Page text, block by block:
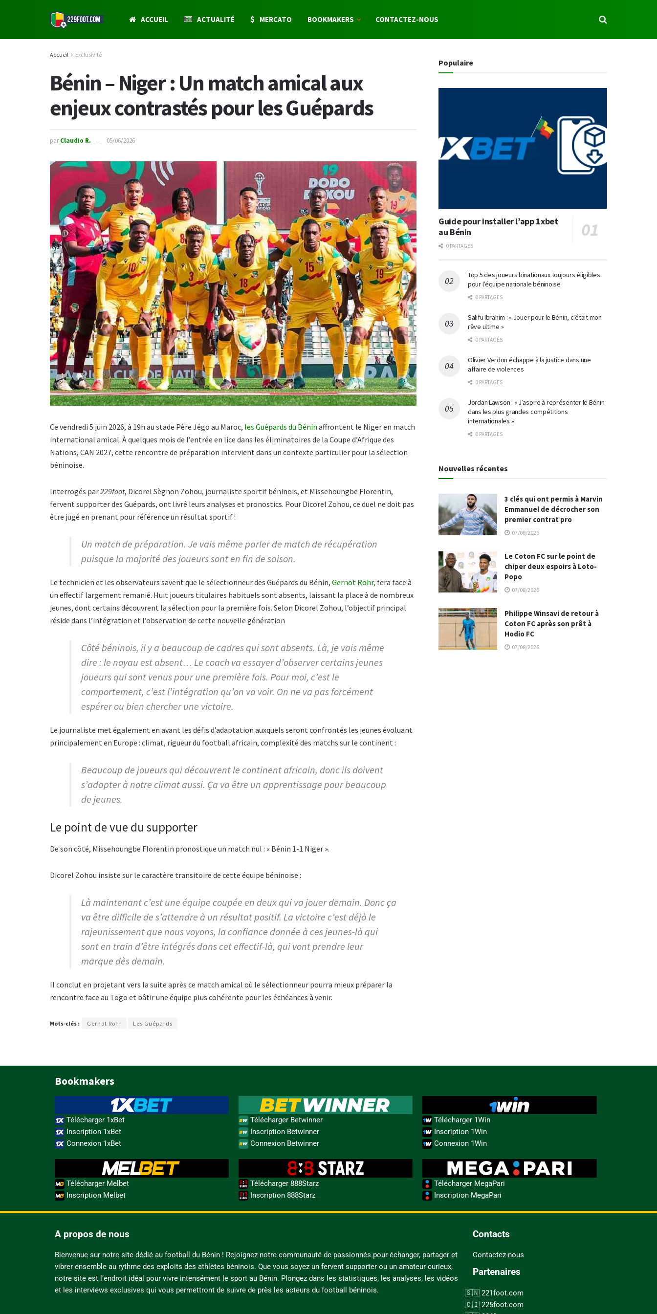
ACCUEIL ACTUALITÉ MERCATO BOOKMAKERS CONTACTEZ-NOUS
Accueil Exclusivité
Bénin – Niger : Un match amical aux
enjeux contrastés pour les Guépards
par Claudio R. 05/06/2026
Ce vendredi 5 juin 2026, à 19h au stade Père Jégo au Maroc, les Guépards du Bénin affrontent le Niger en match
international amical. À quelques mois de l’entrée en lice dans les éliminatoires de la Coupe d’Afrique des
Nations, CAN 2027, cette rencontre de préparation intervient dans un contexte particulier pour la sélection
béninoise.
Interrogés par229foot, Dicorel Sègnon Zohou, journaliste sportif béninois, et Missehoungbe Florentin,
fervent supporter des Guépards, ont livré leurs analyses et pronostics. Pour Dicorel Zohou, ce duel ne doit pas
être jugé en prenant pour référence un résultat sportif :
Un match de préparation. Je vais même parler de match de récupération
puisque la majorité des joueurs sont en fin de saison.
Le technicien et les observateurs savent que le sélectionneur des Guépards du Bénin, Gernot Rohr, fera face à
un effectif largement remanié. Huit joueurs titulaires habituels sont absents, laissant la place à de nombreux
jeunes, dont certains découvrent la sélection pour la première fois. Selon Dicorel Zohou, l’objectif principal
réside dans l’intégration et l’observation de cette nouvelle génération
Côté béninois, il y a beaucoup de cadres qui sont absents. Là, je vais même
dire : le noyau est absent… Le coach va essayer d’observer certains jeunes
joueurs qui sont venus pour une première fois. Pour moi, c’est le
comportement, c’est l’intégration qu’on va voir. On ne va pas forcément
espérer ou bien chercher une victoire.
Le journaliste met également en avant les défis d’adaptation auxquels seront confrontés les jeunes évoluant
principalement en Europe : climat, rigueur du football africain, complexité des matchs sur le continent :
Beaucoup de joueurs qui découvrent le continent africain, donc ils doivent
s’adapter à notre climat aussi. Ça va être un apprentissage pour beaucoup
de jeunes.
Le point de vue du supporter
De son côté, Missehoungbe Florentin pronostique un match nul : « Bénin 1-1 Niger ».
Dicorel Zohou insiste sur le caractère transitoire de cette équipe béninoise :
Là maintenant c’est une équipe coupée en deux qui va jouer demain. Donc ça
va être difficile de s’attendre à un résultat positif. La victoire c’est déjà le
rajeunissement que nous voyons, la confiance donnée à ces jeunes-là qui
sont en train d’être intégrés dans cet effectif-là, qui vont prendre leur
marque dès demain.
Il conclut en projetant vers la suite après ce match amical où le sélectionneur pourra mieux préparer la
rencontre face au Togo et bâtir une équipe plus cohérente pour les échéances à venir.
Mots-clés : Gernot Rohr Les Guépards
Populaire
Guide pour installer l’app 1xbet
au Bénin
0 PARTAGES
Top 5 des joueurs binationaux toujours éligibles
pour l’équipe nationale béninoise
0 PARTAGES
Salifu Ibrahim : « Jouer pour le Bénin, c’était mon
rêve ultime »
0 PARTAGES
Olivier Verdon échappe à la justice dans une
affaire de violences
0 PARTAGES
Jordan Lawson : « J’aspire à représenter le Bénin
dans les plus grandes compétitions
internationales »
0 PARTAGES
Nouvelles récentes
3 clés qui ont permis à Marvin
Emmanuel de décrocher son
premier contrat pro
07/08/2026
Le Coton FC sur le point de
chiper deux espoirs à Loto-
Popo
07/08/2026
Philippe Winsavi de retour à
Coton FC après son prêt à
Hodio FC
07/08/2026
Bookmakers
Télécharger 1xBet
Inscription 1xBet
Connexion 1xBet
Télécharger Betwinner
Inscription Betwinner
Connexion Betwinner
Télécharger 1Win
Inscription 1Win
Connexion 1Win
Télécharger Melbet
Inscription Melbet
Télécharger 888Starz
Inscription 888Starz
Télécharger MegaPari
Inscription MegaPari
A propos de nous
Bienvenue sur notre site dédié au football du Bénin ! Rejoignez notre communauté de passionnés pour échanger, partager et
vibrer ensemble au rythme des exploits des athlètes béninois. Que vous soyez un fervent supporter ou un amateur curieux,
notre site est l’endroit idéal pour vivre intensément le sport au Bénin. Plongez dans les statistiques, les analyses, les vidéos
et les interviews exclusives qui vous permettront de suivre de près les acteurs du football béninois.
Contacts
Contactez-nous
Partenaires
221foot.com
225foot.com